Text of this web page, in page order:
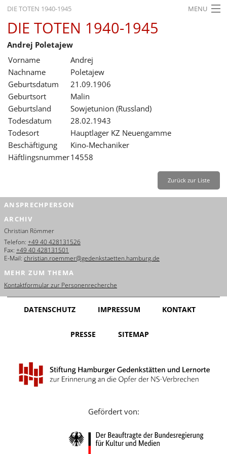
DIE TOTEN 1940-1945 MENU
STARTSEITE
AKTUELLES
AUSSTELLUNGEN
GESCHICHTE
BILDUNG
FORSCHUNG
SERVICE
Français
Dansk
Español
Nederlands
Português
Русский
Leichte Sprache
DIE TOTEN 1940-1945
Andrej Poletajew
Vorname
Andrej
Nachname
Poletajew
Geburtsdatum
21.09.1906
Geburtsort
Malin
Geburtsland
Sowjetunion (Russland)
Todesdatum
28.02.1943
Todesort
Hauptlager KZ Neuengamme
Beschäftigung
Kino-Mechaniker
Häftlingsnummer14558
Zurück zur Liste
ANSPRECHPERSON
ARCHIV
Christian Römmer
Telefon: +49 40 428131526
Fax: +49 40 428131501
E-Mail: christian.roemmer@gedenkstaetten.hamburg.de
MEHR ZUM THEMA
Kontaktformular zur Personenrecherche
DATENSCHUTZ IMPRESSUM KONTAKT
PRESSE SITEMAP
Gefördert von: